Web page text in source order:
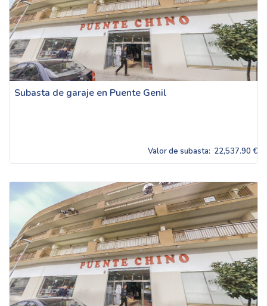
Subasta de garaje en Puente Genil
Valor de subasta: 22,537.90 €